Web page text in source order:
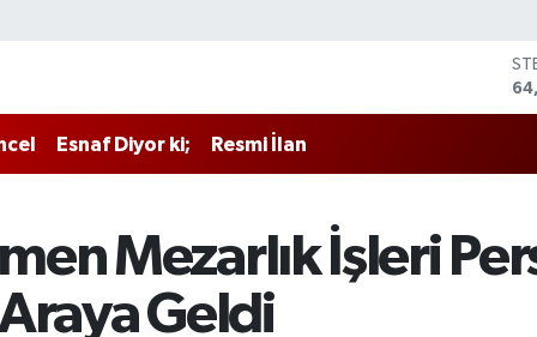
Esnaf Diyor ki; Resmi İlan
Mezarlık İşleri
Geldi